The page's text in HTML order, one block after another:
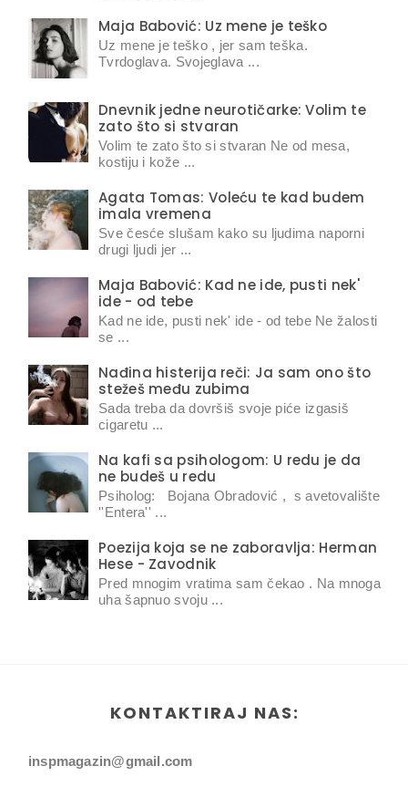
Maja Babović: Uz mene je teško
Uz mene je teško , jer sam teška.
Tvrdoglava. Svojeglava ...
Dnevnik jedne neurotičarke: Volim te
zato što si stvaran
Volim te zato što si stvaran Ne od mesa,
kostiju i kože ...
Agata Tomas: Voleću te kad budem
imala vremena
Sve česće slušam kako su ljudima naporni
drugi ljudi jer ...
Maja Babović: Kad ne ide, pusti nek'
ide - od tebe
Kad ne ide, pusti nek' ide - od tebe Ne žalosti
se ...
Nađina histerija reči: Ja sam ono što
stežeš među zubima
Sada treba da dovršiš svoje piće izgasiš
cigaretu ...
Na kafi sa psihologom: U redu je da
ne budeš u redu
Psiholog: Bojana Obradović , s avetovalište
''Entera'' ...
Poezija koja se ne zaboravlja: Herman
Hese - Zavodnik
Pred mnogim vratima sam čekao . Na mnoga
uha šapnuo svoju ...
KONTAKTIRAJ NAS:
inspmagazin@gmail.com